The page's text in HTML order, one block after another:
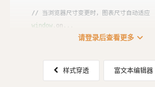
// 当浏览器尺寸变更时，图表尺寸自动适应
window on
请登录后查看更多 expand_more
样式穿透